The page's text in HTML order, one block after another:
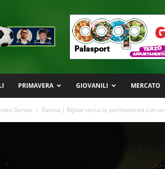
PRIMAVERA GIOVANILI MERCATO
Genoa Genoa | Bijlow verso la permanenza con